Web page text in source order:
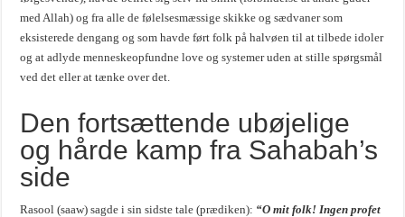
med Allah) og fra alle de følelsesmæssige skikke og sædvaner som
eksisterede dengang og som havde ført folk på halvøen til at tilbede idoler
og at adlyde menneskeopfundne love og systemer uden at stille spørgsmål
ved det eller at tænke over det.
Den fortsættende ubøjelige
og hårde kamp fra Sahabah’s
side
Rasool (saaw) sagde i sin sidste tale (prædiken): “O mit folk! Ingen profet